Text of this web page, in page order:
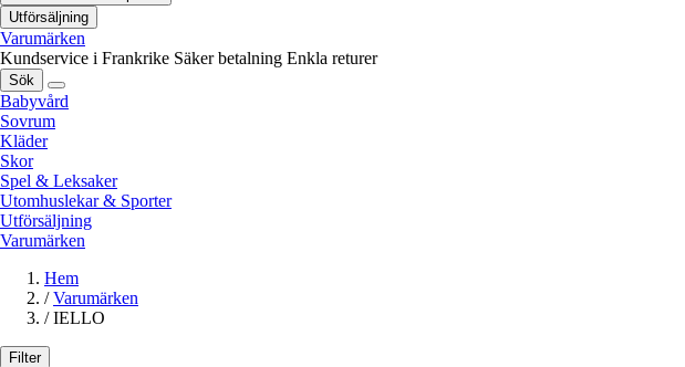
Utförsäljning
Varumärken
Kundservice i Frankrike Säker betalning Enkla returer
Sök
Babyvård
Sovrum
Kläder
Skor
Spel & Leksaker
Utomhuslekar & Sporter
Utförsäljning
Varumärken
Hem
/ Varumärken
/ IELLO
Filter